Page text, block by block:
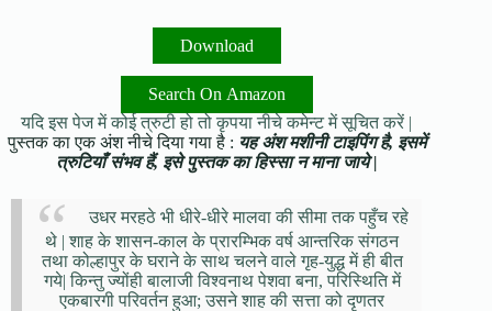
Download
Search On Amazon
यदि इस पेज में कोई त्रुटी हो तो कृपया नीचे कमेन्ट में सूचित करें |
पुस्तक का एक अंश नीचे दिया गया है : यह अंश मशीनी टाइपिंग है, इसमें
त्रुटियाँ संभव हैं, इसे पुस्तक का हिस्सा न माना जाये |
उधर मरहठे भी धीरे-धीरे मालवा की सीमा तक पहुँच रहे
थे | शाह के शासन-काल के प्रारम्भिक वर्ष आन्तरिक संगठन
तथा कोल्हापुर के घराने के साथ चलने वाले गृह-युद्ध में ही बीत
गये| किन्तु ज्योंही बालाजी विश्वनाथ पेशवा बना, परिस्थिति में
एकबारगी परिवर्तन हुआ; उसने शाह की सत्ता को दृणतर